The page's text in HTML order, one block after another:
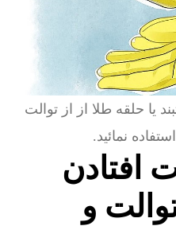
یا حلقه طلا از از توالت
نمائید.
افتادن
و